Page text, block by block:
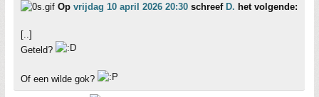
Op vrijdag 10 april 2026 20:30 schreef D. het volgende:
[..]
Geteld?
Of een wilde gok?